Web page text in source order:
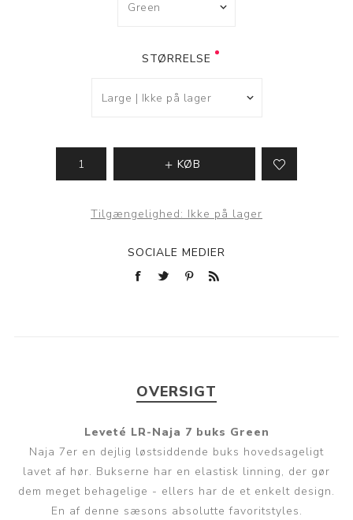
STØRRELSE
KØB
Tilgængelighed: Ikke på lager
SOCIALE MEDIER
OVERSIGT
Leveté LR-Naja 7 buks Green
Naja 7er en dejlig løstsiddende buks hovedsageligt
lavet af hør. Bukserne har en elastisk linning, der gør
dem meget behagelige - ellers har de et enkelt design.
En af denne sæsons absolutte favoritstyles.